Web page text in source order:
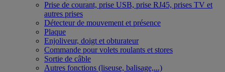
Prise de courant, prise USB, prise RJ45, prises TV et
autres prises
Détecteur de mouvement et présence
Plaque
Enjoliveur, doigt et obturateur
Commande pour volets roulants et stores
Sortie de câble
Autres fonctions (liseuse, balisage,...)